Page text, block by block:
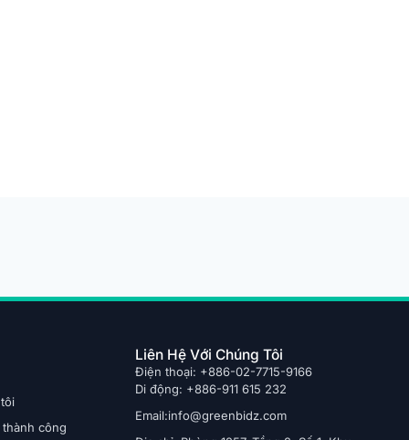
công
Liên Hệ Với Chúng Tôi
Điện thoại: +886-02-7715-9166
Di động: +886-911 615 232
Email:info@greenbidz.com